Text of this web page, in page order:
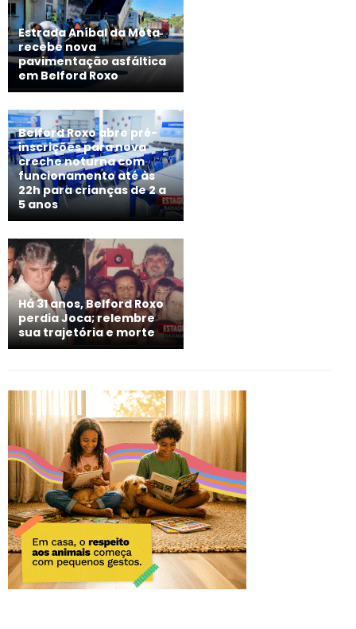
Estrada Aníbal da Mota
recebe nova
pavimentação asfáltica
em Belford Roxo
Belford Roxo abre pré-
inscrições para nova
creche noturna com
funcionamento até às
22h para crianças de 2 a
5 anos
Há 31 anos, Belford Roxo
perdia Joca; relembre
sua trajetória e morte